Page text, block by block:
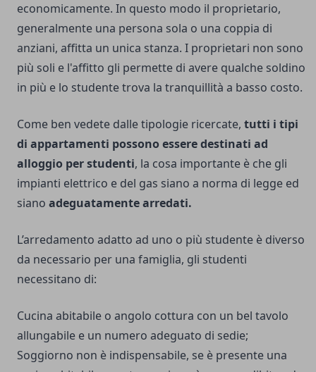
economicamente. In questo modo il proprietario,
generalmente una persona sola o una coppia di
anziani, affitta un unica stanza. I proprietari non sono
più soli e l'affitto gli permette di avere qualche soldino
in più e lo studente trova la tranquillità a basso costo.
Come ben vedete dalle tipologie ricercate, tutti i tipi
di appartamenti possono essere destinati ad
alloggio per studenti, la cosa importante è che gli
impianti elettrico e del gas siano a norma di legge ed
siano adeguatamente arredati.
L’arredamento adatto ad uno o più studente è diverso
da necessario per una famiglia, gli studenti
necessitano di:
Cucina abitabile o angolo cottura con un bel tavolo
allungabile e un numero adeguato di sedie;
Soggiorno non è indispensabile, se è presente una